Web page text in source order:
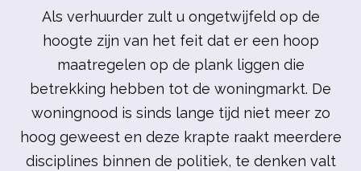
Als verhuurder zult u ongetwijfeld op de
hoogte zijn van het feit dat er een hoop
maatregelen op de plank liggen die
betrekking hebben tot de woningmarkt. De
woningnood is sinds lange tijd niet meer zo
hoog geweest en deze krapte raakt meerdere
disciplines binnen de politiek, te denken valt